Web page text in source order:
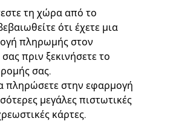
τη χώρα από το
ότι έχετε μια
πληρωμής στον
πριν ξεκινήσετε το
σας.
πληρώσετε στην εφαρμογή
μεγάλες πιστωτικές
κάρτες.